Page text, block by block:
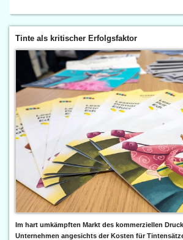
Tinte als kritischer Erfolgsfaktor
Im hart umkämpften Markt des kommerziellen
Unternehmen angesichts der Kosten für